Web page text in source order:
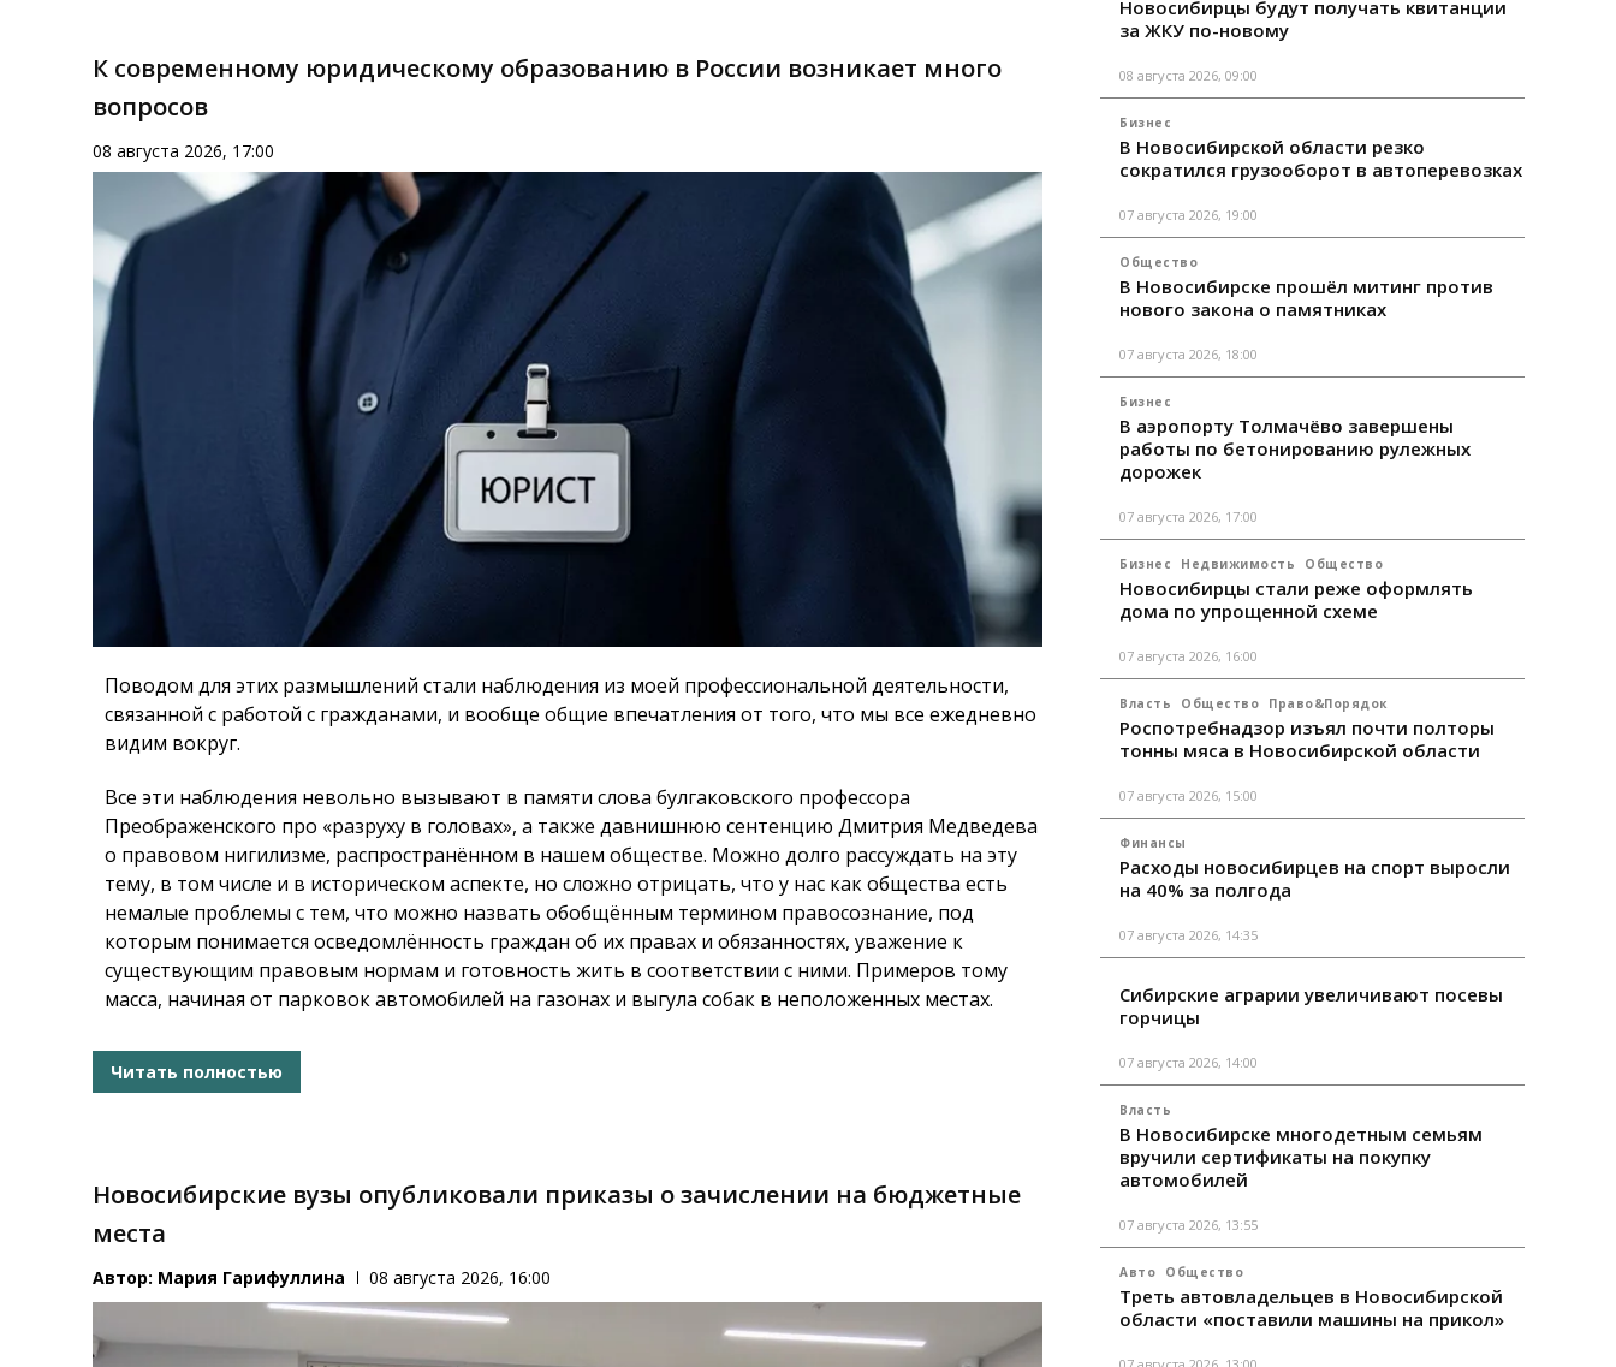
К современному юридическому образованию в России возникает много
вопросов
08 августа 2026, 17:00
Поводом для этих размышлений стали наблюдения из моей профессиональной деятельности,
связанной с работой с гражданами, и вообще общие впечатления от того, что мы все ежедневно
видим вокруг.
Все эти наблюдения невольно вызывают в памяти слова булгаковского профессора
Преображенского про «разруху в головах», а также давнишнюю сентенцию Дмитрия Медведева
о правовом нигилизме, распространённом в нашем обществе. Можно долго рассуждать на эту
тему, в том числе и в историческом аспекте, но сложно отрицать, что у нас как общества есть
немалые проблемы с тем, что можно назвать обобщённым термином правосознание, под
которым понимается осведомлённость граждан об их правах и обязанностях, уважение к
существующим правовым нормам и готовность жить в соответствии с ними. Примеров тому
масса, начиная от парковок автомобилей на газонах и выгула собак в неположенных местах.
Читать полностью
Новосибирские вузы опубликовали приказы о зачислении на бюджетные
места
Автор: Мария Гарифуллина 08 августа 2026, 16:00
Новосибирцы будут получать квитанции
за ЖКУ по-новому
08 августа 2026, 09:00
Бизнес
В Новосибирской области резко
сократился грузооборот в автоперевозках
07 августа 2026, 19:00
Общество
В Новосибирске прошёл митинг против
нового закона о памятниках
07 августа 2026, 18:00
Бизнес
В аэропорту Толмачёво завершены
работы по бетонированию рулежных
дорожек
07 августа 2026, 17:00
Бизнес Недвижимость Общество
Новосибирцы стали реже оформлять
дома по упрощенной схеме
07 августа 2026, 16:00
Власть Общество Право&Порядок
Роспотребнадзор изъял почти полторы
тонны мяса в Новосибирской области
07 августа 2026, 15:00
Финансы
Расходы новосибирцев на спорт выросли
на 40% за полгода
07 августа 2026, 14:35
Сибирские аграрии увеличивают посевы
горчицы
07 августа 2026, 14:00
Власть
В Новосибирске многодетным семьям
вручили сертификаты на покупку
автомобилей
07 августа 2026, 13:55
Авто Общество
Треть автовладельцев в Новосибирской
области «поставили машины на прикол»